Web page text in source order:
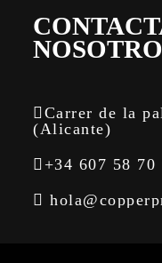
Carrer de la
(Alicante)
+34 607 58 70